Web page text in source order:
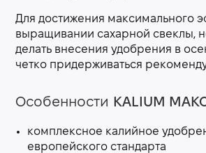
Для достижения максимального
выращивании сахарной свеклы,
делать внесения удобрения в
четко придерживаться
Особенности KALIUM
комплексное калийное
европейского стандарта